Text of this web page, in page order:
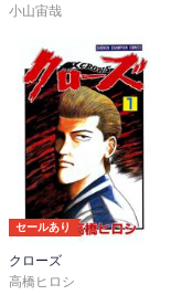
小山宙哉
セールあり
クローズ
高橋ヒロシ